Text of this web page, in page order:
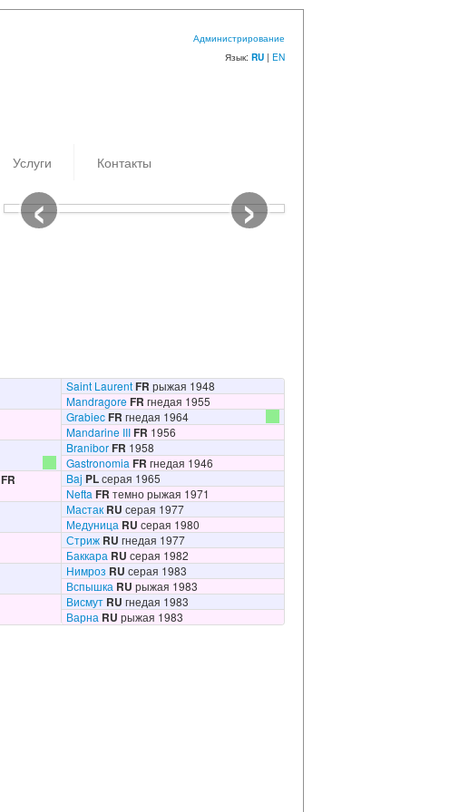
Администрирование
Язык: RU | EN
Услуги Контакты
Автор: к/з Самоволов
‹ ›
Saint LaurentFR рыжая 1948
MandragoreFR гнедая 1955
GrabiecFR гнедая 1964
Mandarine IIIFR 1956
BraniborFR 1958
Gastronomia FR гнедая 1946
FR Baj PLсерая 1965
Nefta FR темно рыжая 1971
Мастак RU серая 1977
Медуница RU серая 1980
Стриж RU гнедая 1977
Баккара RU серая 1982
Нимроз RU серая 1983
Вспышка RU рыжая 1983
Висмут RU гнедая 1983
Варна RU рыжая 1983